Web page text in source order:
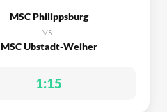
MSC Philippsburg
vs.
MSC Ubstadt-Weiher
1:15